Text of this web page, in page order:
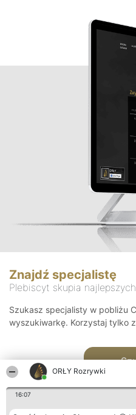
ORŁY Rozrywki
16:07
Znajdź specjalistę
Plebiscyt skupia
Szukasz specjalisty w pobliżu
wyszukiwarkę. Korzystaj tylko